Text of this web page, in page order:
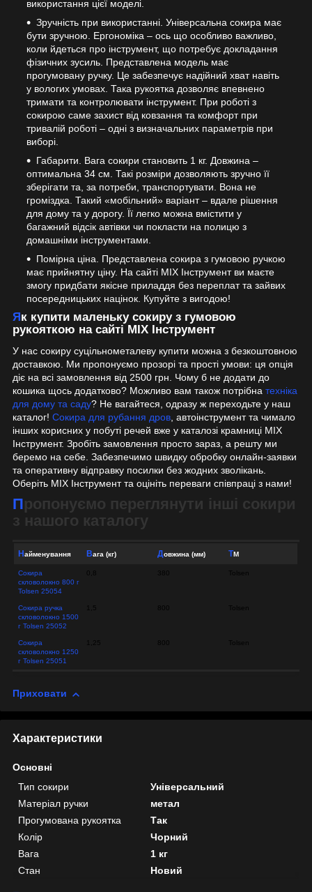
використання цієї моделі.
Зручність при використанні. Універсальна сокира має
бути зручною. Ергономіка – ось що особливо важливо,
коли йдеться про інструмент, що потребує докладання
фізичних зусиль. Представлена модель має
прогумовану ручку. Це забезпечує надійний хват навіть
у вологих умовах. Така рукоятка дозволяє впевнено
тримати та контролювати інструмент. При роботі з
сокирою саме захист від ковзання та комфорт при
тривалій роботі – одні з визначальних параметрів при
виборі.
Габарити. Вага сокири становить 1 кг. Довжина –
оптимальна 34 см. Такі розміри дозволяють зручно її
зберігати та, за потреби, транспортувати. Вона не
громіздка. Такий «мобільний» варіант – вдале рішення
для дому та у дорогу. Її легко можна вмістити у
багажний відсік автівки чи покласти на полицю з
домашніми інструментами.
Помірна ціна. Представлена сокира з гумовою ручкою
має прийнятну ціну. На сайті MIX Інструмент ви маєте
змогу придбати якісне приладдя без переплат та зайвих
посередницьких націнок. Купуйте з вигодою!
Як купити маленьку сокиру з гумовою
рукояткою на сайті MIX Інструмент
У нас сокиру суцільнометалеву купити можна з безкоштовною
доставкою. Ми пропонуємо прозорі та прості умови: ця опція
діє на всі замовлення від 2500 грн. Чому б не додати до
кошика щось додатково? Можливо вам також потрібна техніка
для дому та саду? Не вагайтеся, одразу ж переходьте у наш
каталог! Сокира для рубання дров , автоінструмент та чимало
інших корисних у побуті речей вже у каталозі крамниці MIX
Інструмент. Зробіть замовлення просто зараз, а решту ми
беремо на себе. Забезпечимо швидку обробку онлайн-заявки
та оперативну відправку посилки без жодних зволікань.
Оберіть MIX Інструмент та оцініть переваги співпраці з нами!
Пропонуємо переглянути інші сокири
з нашого каталогу
Найменування Вага (кг) Довжина (мм) ТМ
Сокира
скловолокно 800 г
Tolsen 25054
Сокира ручка
скловолокно 1500
г Tolsen 25052
1,5
Сокира
скловолокно 1250
г Tolsen 25051
1,25
Приховати
Характеристики
Основні
Тип сокири
Універсальний
Матеріал ручки
метал
Прогумована рукоятка
Так
Колір
Чорний
Вага
1 кг
Стан
Новий